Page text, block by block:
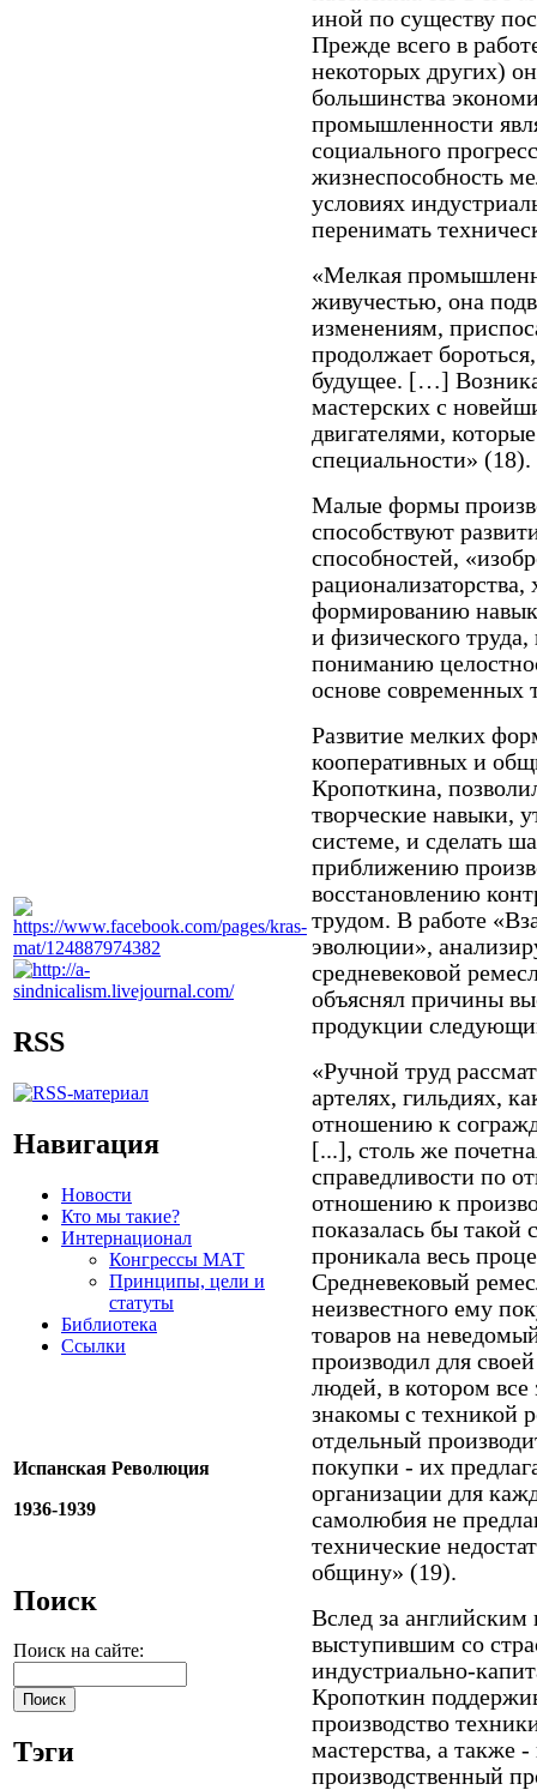
RSS
Навигация
Новости
Кто мы такие?
Интернационал
Конгрессы МАТ
Принципы, цели и
статуты
Библиотека
Ссылки
Испанская Революция
1936-1939
Поиск
Поиск на сайте:
Тэги
иной по существу
Прежде всего в
некоторых других)
большинства
промышленности
социального
жизнеспособность
условиях
перенимать
«Мелкая
живучестью, она
изменениям,
продолжает
будущее. […]
мастерских с
двигателями,
специальности» (18).
Малые формы
способствуют
способностей,
рационализаторства,
формированию
и физического
пониманию
основе современных
Развитие мелких
кооперативных и
Кропоткина,
творческие навыки,
системе, и сделать
приближению
восстановлению
трудом. В работе
эволюции»,
средневековой
объяснял причины
продукции
«Ручной труд
артелях, гильдиях,
отношению к
[...], столь же
справедливости по
отношению к
показалась бы такой
проникала весь
Средневековый
неизвестного ему
товаров на
производил для
людей, в котором все
знакомы с техникой
отдельный
покупки - их
организации для
самолюбия не
технические
общину» (19).
Вслед за
выступившим со
индустриально-
Кропоткин
производство
мастерства, а также
производственный